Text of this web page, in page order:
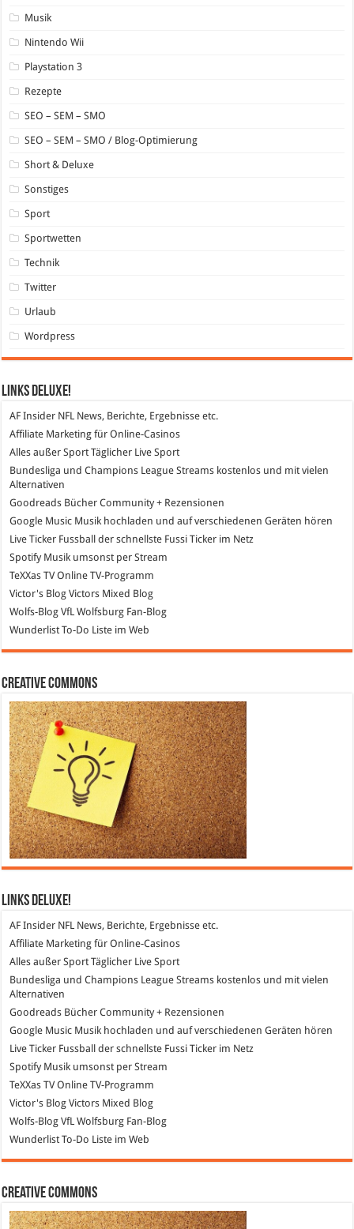
Musik
Nintendo Wii
Playstation 3
Rezepte
SEO – SEM – SMO
SEO – SEM – SMO / Blog-Optimierung
Short & Deluxe
Sonstiges
Sport
Sportwetten
Technik
Twitter
Urlaub
Wordpress
Links DeLuXe!
AF Insider NFL News, Berichte, Ergebnisse etc.
Affiliate Marketing für Online-Casinos
Alles außer Sport Täglicher Live Sport
Bundesliga und Champions League Streams kostenlos und mit vielen
Alternativen
Goodreads Bücher Community + Rezensionen
Google Music Musik hochladen und auf verschiedenen Geräten hören
Live Ticker Fussball der schnellste Fussi Ticker im Netz
SpotifyMusik umsonst per Stream
TeXXas TVOnline TV-Programm
Victor's Blog Victors Mixed Blog
Wolfs-Blog VfL Wolfsburg Fan-Blog
Wunderlist To-Do Liste im Web
Creative Commons
Links DeLuXe!
AF Insider NFL News, Berichte, Ergebnisse etc.
Affiliate Marketing für Online-Casinos
Alles außer SportTäglicher Live Sport
Bundesliga und Champions League Streams kostenlos und mit vielen
Alternativen
Goodreads Bücher Community + Rezensionen
Google Music Musik hochladen und auf verschiedenen Geräten hören
Live Ticker Fussball
der schnellste Fussi Ticker im Netz
SpotifyMusik umsonst per Stream
TeXXas TVOnline TV-Programm
Victor's Blog Victors Mixed Blog
Wolfs-Blog VfL Wolfsburg Fan-Blog
WunderlistTo-Do Liste im Web
Creative Commons